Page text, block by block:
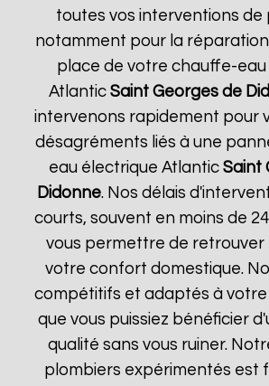
toutes vos interventions de
notamment pour la
place de votre chauffe-
Atlantic Saint Georges de
intervenons rapidement pour
désagréments liés à une
eau électrique AtlanticSaint
Didonne. Nos délais
courts, souvent en moins de
vous permettre de retrouver
votre confort domestique.
compétitifs et adaptés à
que vous puissiez bénéficier
qualité sans vous ruiner.
plombiers expérimentés est